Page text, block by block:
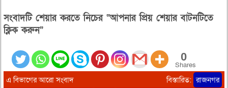
সংবাদটি শেয়ার করতে নিচের “আপনার প্রিয় শেয়ার বাটনটিতে
ক্লিক করুন”
0
Shares
এ বিভাগের আরো সংবাদ বিস্তারিত: রাজনগর